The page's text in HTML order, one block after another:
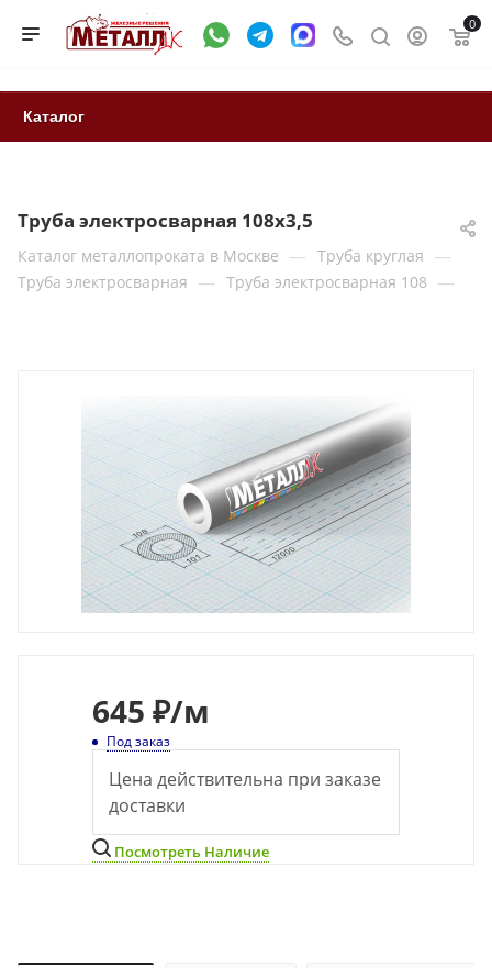
0
Каталог
Труба электросварная 108х3,5
Каталог металлопроката в Москве — Труба круглая —
Труба электросварная — Труба электросварная 108 —
645 ₽/м
Под заказ
Цена действительна при заказе
доставки
Посмотреть Наличие